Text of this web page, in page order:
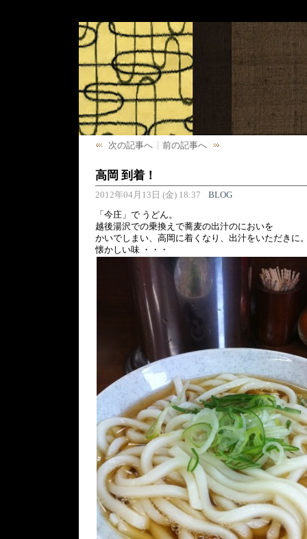
次の記事へ 前の記事へ
高岡 到着！
2012年04月13日 (金) 18:37
BLOG
「今庄」で うどん。
越後湯沢での乗換えで蕎麦の出汁のにおいを
かいでしまい、高岡に着くなり、出汁をいただきに
懐かしい味 ・・・